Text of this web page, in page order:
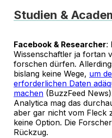
Studien &
Facebook & Researcher:
Wissenschaftler ja fortan
forschen dürfen.
bislang keine Wege, um
erforderlichen Daten
machen (BuzzFeed
Analytica mag das
aber gar nicht vom Fleck
keine Option. Die
Rückzug.